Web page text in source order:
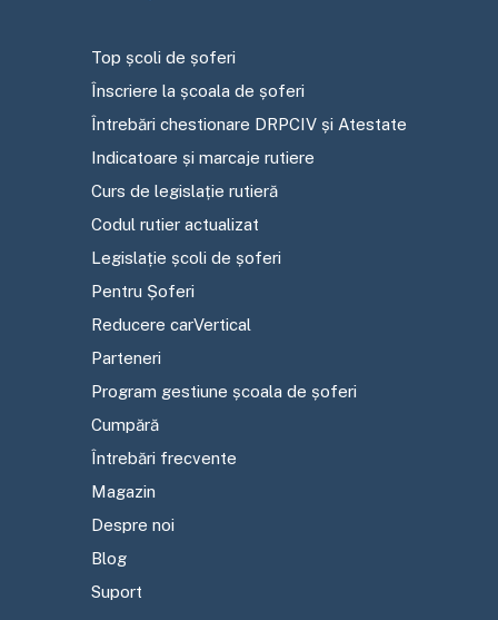
Top școli de șoferi
Înscriere la școala de șoferi
Întrebări chestionare DRPCIV și Atestate
Indicatoare și marcaje rutiere
Curs de legislație rutieră
Codul rutier actualizat
Legislație școli de șoferi
Pentru Șoferi
Reducere carVertical
Parteneri
Program gestiune școala de șoferi
Cumpără
Întrebări frecvente
Magazin
Despre noi
Blog
Suport